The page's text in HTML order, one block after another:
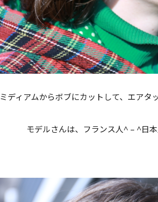
ミディアムからボブにカットして、エア
モデルさんは、フランス人^ – ^日